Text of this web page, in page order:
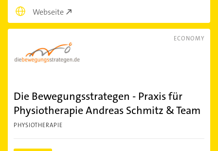
Webseite
ECONOMY
Die Bewegungsstrategen - Praxis für
Physiotherapie Andreas Schmitz & Team
PHYSIOTHERAPIE